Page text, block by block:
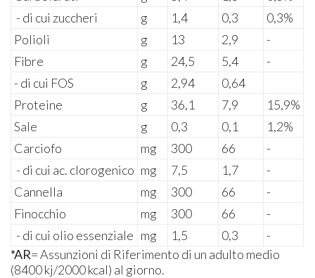
- di cui zuccheri
g 1,4 0,3
0,3%
Polioli
g 13 2,9
-
Fibre
g 24,5 5,4
-
- di cui FOS
g 2,94
0,64
Proteine
g 36,1 7,9
15,9%
Sale
g 0,3 0,1
1,2%
Carciofo
mg 300 66
-
- di cui ac. clorogenico mg 7,5 1,7
-
Cannella
mg 300 66
-
Finocchio
mg 300 66
-
- di cui olio essenziale mg 1,5 0,3
-
*AR= Assunzioni di Riferimento di un adulto medio
(8400 kj/2000 kcal) al giorno.